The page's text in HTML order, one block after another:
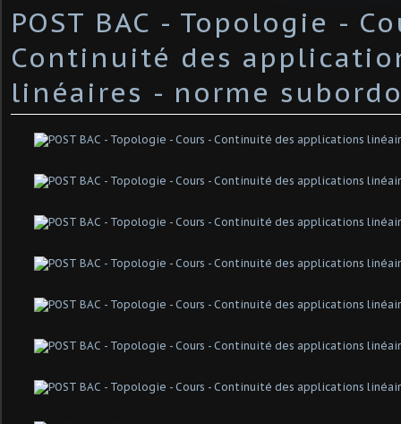
POST BAC - Topologie -
Continuité des
linéaires - norme